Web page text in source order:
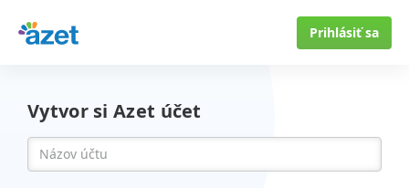
Prihlásiť sa
Vytvor si Azet účet